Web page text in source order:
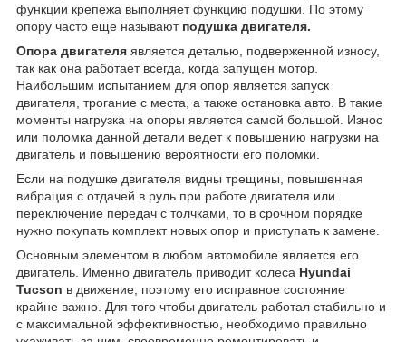
функции крепежа выполняет функцию подушки. По этому
опору часто еще называют подушка двигателя.
Опора двигателя является деталью, подверженной износу,
так как она работает всегда, когда запущен мотор.
Наибольшим испытанием для опор является запуск
двигателя, трогание с места, а также остановка авто. В такие
моменты нагрузка на опоры является самой большой. Износ
или поломка данной детали ведет к повышению нагрузки на
двигатель и повышению вероятности его поломки.
Если на подушке двигателя видны трещины, повышенная
вибрация с отдачей в руль при работе двигателя или
переключение передач с толчками, то в срочном порядке
нужно покупать комплект новых опор и приступать к замене.
Основным элементом в любом автомобиле является его
двигатель. Именно двигатель приводит колеса Hyundai
Tucson в движение, поэтому его исправное состояние
крайне важно. Для того чтобы двигатель работал стабильно и
с максимальной эффективностью, необходимо правильно